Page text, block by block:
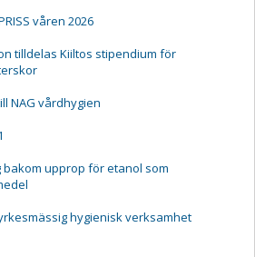
våren 2026
tilldelas Kiiltos stipendium för
NAG vårdhygien
bakom upprop för etanol som
hygienisk verksamhet